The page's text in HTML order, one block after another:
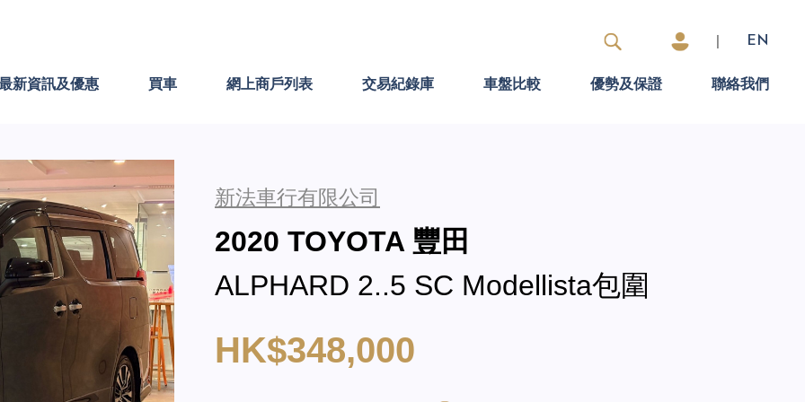
EN
新資訊及優惠 買車 網上商戶列表 交易紀錄庫 車盤比較 優勢及保證 聯絡我們
新法車行有限公司
2020 TOYOTA 豐田
ALPHARD 2..5 SC Modellista包圍
HK$348,000